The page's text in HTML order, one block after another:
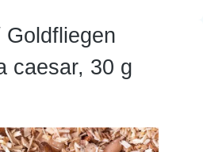
Goldfliegen
caesar, 30 g